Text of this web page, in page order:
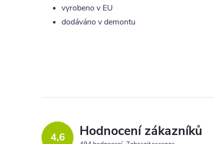
vyrobeno v EU
dodáváno v demontu
4,6 Hodnocení zákazníků